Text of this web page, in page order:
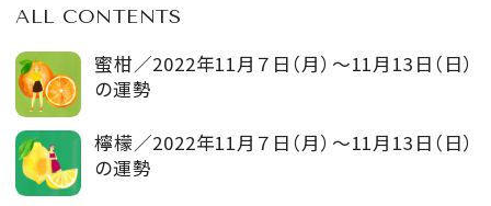
ALL CONTENTS
蜜柑／2022年11月７日（月）～11月13日（日）
の運勢
檸檬／2022年11月７日（月）～11月13日（日）
の運勢